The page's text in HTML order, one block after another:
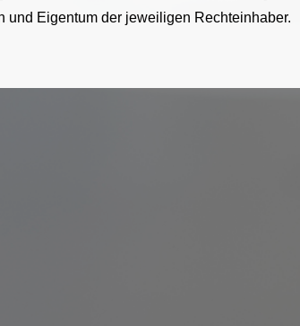
und Eigentum der jeweiligen Rechteinhaber.